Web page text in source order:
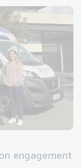
engagement